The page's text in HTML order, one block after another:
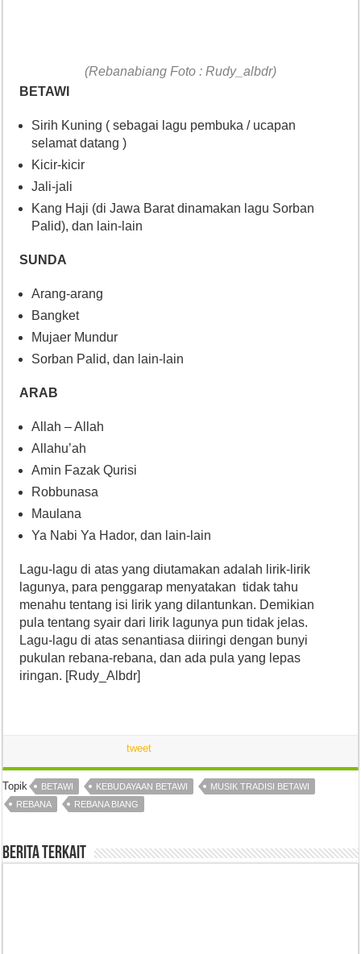
(Rebanabiang Foto : Rudy_albdr)
BETAWI
Sirih Kuning ( sebagai lagu pembuka / ucapan
selamat datang )
Kicir-kicir
Jali-jali
Kang Haji (di Jawa Barat dinamakan lagu Sorban
Palid), dan lain-lain
SUNDA
Arang-arang
Bangket
Mujaer Mundur
Sorban Palid, dan lain-lain
ARAB
Allah – Allah
Allahu’ah
Amin Fazak Qurisi
Robbunasa
Maulana
Ya Nabi Ya Hador, dan lain-lain
Lagu-lagu di atas yang diutamakan adalah lirik-lirik
lagunya, para penggarap menyatakan tidak tahu
menahu tentang isi lirik yang dilantunkan. Demikian
pula tentang syair dari lirik lagunya pun tidak jelas.
Lagu-lagu di atas senantiasa diiringi dengan bunyi
pukulan rebana-rebana, dan ada pula yang lepas
iringan. [Rudy_Albdr]
tweet
Topik BETAWI KEBUDAYAAN BETAWI
MUSIK TRADISI BETAWI
REBANA
REBANA BIANG
Berita Terkait